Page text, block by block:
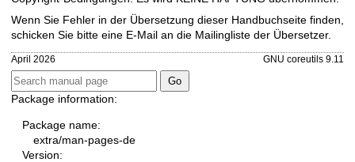
Wenn Sie Fehler in der Übersetzung dieser Handbuchseite finden,
schicken Sie bitte eine E-Mail an die Mailingliste der Übersetzer.
April 2026 GNU coreutils 9.11
Package information:
Package name:
extra/man-pages-de
Version: